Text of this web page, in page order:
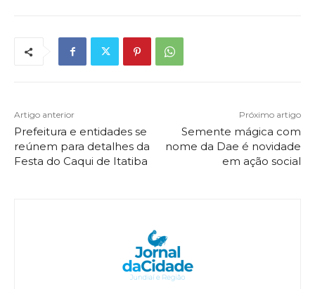
Artigo anterior
Prefeitura e entidades se
reúnem para detalhes da
Festa do Caqui de Itatiba
Próximo artigo
Semente mágica com
nome da Dae é novidade
em ação social